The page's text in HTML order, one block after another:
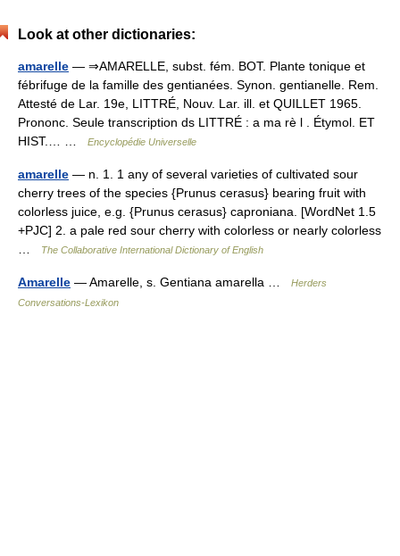
Look at other dictionaries:
amarelle — ⇒AMARELLE, subst. fém. BOT. Plante tonique et
fébrifuge de la famille des gentianées. Synon. gentianelle. Rem.
Attesté de Lar. 19e, LITTRÉ, Nouv. Lar. ill. et QUILLET 1965.
Prononc. Seule transcription ds LITTRÉ : a ma rè l . Étymol. ET
HIST.… …
Encyclopédie Universelle
amarelle — n. 1. 1 any of several varieties of cultivated sour
cherry trees of the species {Prunus cerasus} bearing fruit with
colorless juice, e.g. {Prunus cerasus} caproniana. [WordNet 1.5
+PJC] 2. a pale red sour cherry with colorless or nearly colorless
The Collaborative International Dictionary of English
Amarelle — Amarelle, s. Gentiana amarella …
Herders
Conversations-Lexikon